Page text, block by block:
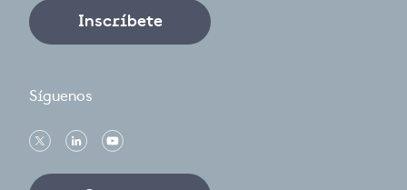
Inscríbete
Síguenos